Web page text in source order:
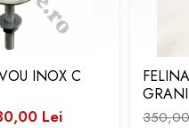
INOX C
Lei